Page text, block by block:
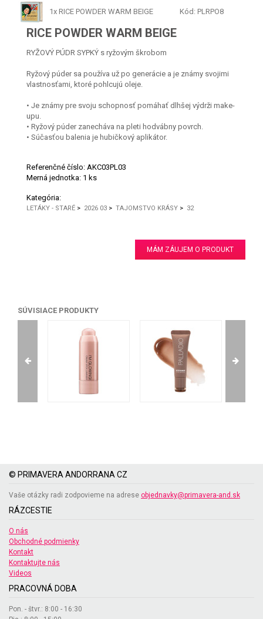
1x RICE POWDER WARM BEIGE Kód: PLRPO8
RICE POWDER WARM BEIGE
RYŽOVÝ PÚDR SYPKÝ s ryžovým škrobom
Ryžový púder sa používa už po generácie a je známy svojimi
vlastnosťami, ktoré pohlcujú oleje.
• Je známy pre svoju schopnosť pomáhať dlhšej výdrži make-
upu.
• Ryžový púder zanecháva na pleti hodvábny povrch.
• Súčasťou balenia je hubičkový aplikátor.
Referenčné číslo: AKC03PL03
Merná jednotka: 1 ks
Kategória:
LETÁKY - STARÉ > 2026 03 > TAJOMSTVO KRÁSY > 32
MÁM ZÁUJEM O PRODUKT
SÚVISIACE PRODUKTY
© PRIMAVERA ANDORRANA CZ
Vaše otázky radi zodpovieme na adrese objednavky@primavera-and.sk
RÁZCESTIE
O nás
Obchodné podmienky
Kontakt
Kontaktujte nás
Videos
PRACOVNÁ DOBA
Pon. - štvr.: 8:00 - 16:30